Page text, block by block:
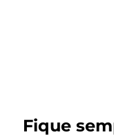
Fique